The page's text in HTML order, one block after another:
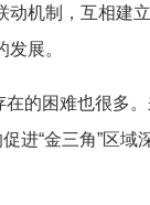
机制，互相建
展。
的困难也很多
进“金三角”区域